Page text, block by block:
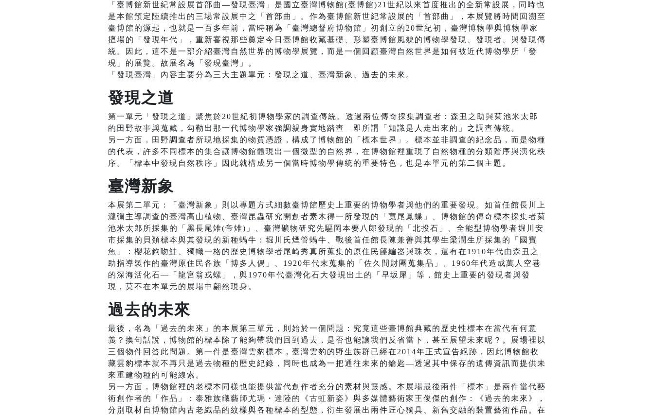
「臺博館新世紀常設展首部曲—發現臺灣」是國立臺灣博物館(臺博館)21世紀以來首度推出的全新常設展，同時也
是本館預定陸續推出的三場常設展中之「首部曲」。作為臺博館新世紀常設展的「首部曲」，本展覽將時間回溯至
臺博館的源起，也就是一百多年前，當時稱為「臺灣總督府博物館」初創立的20世紀初，臺灣博物學與博物學家
擅場的「發現年代」，重新審視那些奠定今日臺博館收藏基礎、形塑臺博館風貌的博物學發現、發現者、與發現傳
統。因此，這不是一部介紹臺灣自然世界的博物學展覽，而是一個回顧臺灣自然世界是如何被近代博物學所「發
現」的展覽。故展名為「發現臺灣」。
「發現臺灣」內容主要分為三大主題單元：發現之道、臺灣新象、過去的未來。
發現之道
第一單元「發現之道」聚焦於20世紀初博物學家的調查傳統。透過兩位傳奇採集調查者：森丑之助與菊池米太郎
的田野故事與蒐藏，勾勒出那一代博物學家強調親身實地踏查—即所謂「知識是人走出來的」之調查傳統。
另一方面，田野調查者所現地採集的物質憑證，構成了博物館的「標本世界」。標本並非調查的紀念品，而是物種
的代表，許多不同標本的集合讓博物館體現出一個微型的自然界，在博物館裡重現了自然物種的分類階序與演化秩
序。「標本中發現自然秩序」因此就構成另一個當時博物學傳統的重要特色，也是本單元的第二個主題。
臺灣新象
本展第二單元：「臺灣新象」則以專題方式細數臺博館歷史上重要的博物學者與他們的重要發現。如首任館長川上
瀧彌主導調查的臺灣高山植物、臺灣昆蟲研究開創者素木得一所發現的「寬尾鳳蝶」、博物館的傳奇標本採集者菊
池米太郎所採集的「黑長尾雉(帝雉)」、臺灣礦物研究先驅岡本要八郎發現的「北投石」、全能型博物學者堀川安
市採集的貝類標本與其發現的新種蝸牛：堀川氏煙管蝸牛、戰後首任館長陳兼善與其學生梁潤生所採集的「國寶
魚」：櫻花鉤吻鮭、獨幟一格的歷史博物學者尾崎秀真所蒐集的原住民籐編器與珠衣，還有在1910年代由森丑之
助指導製作的臺灣原住民各族「博多人偶」、1920年代末蒐集的「佐久間財團蒐集品」、1960年代造成萬人空巷
的深海活化石—「龍宮翁戎螺」，與1970年代臺灣化石大發現出土的「早坂犀」等，館史上重要的發現者與發
現，莫不在本單元的展場中翩然現身。
過去的未來
最後，名為「過去的未來」的本展第三單元，則始於一個問題：究竟這些臺博館典藏的歷史性標本在當代有何意
義？換句話說，博物館的標本除了能夠帶我們回到過去，是否也能讓我們反省當下，甚至展望未來呢？。展場裡以
三個物件回答此問題。第一件是臺灣雲豹標本，臺灣雲豹的野生族群已經在2014年正式宣告絕跡，因此博物館收
藏雲豹標本就不再只是過去物種的歷史紀錄，同時也成為一把通往未來的鑰匙—透過其中保存的遺傳資訊而提供未
來重建物種的可能線索。
另一方面，博物館裡的老標本同樣也能提供當代創作者充分的素材與靈感。本展場最後兩件「標本」是兩件當代藝
術創作者的「作品」：泰雅族織藝師尤瑪・達陸的《古虹新姿》與多媒體藝術家王俊傑的創作：《過去的未來》，
分別取材自博物館內古老織品的紋樣與各種標本的型態，衍生發展出兩件匠心獨具、新舊交融的裝置藝術作品。在